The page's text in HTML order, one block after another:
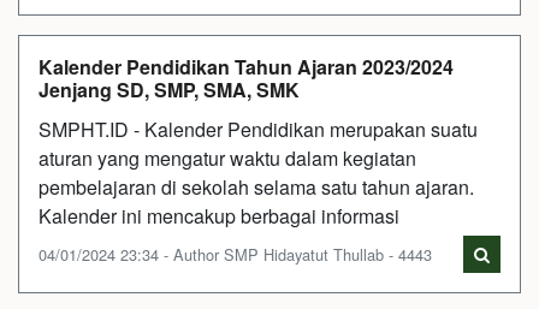
Kalender Pendidikan Tahun Ajaran 2023/2024
Jenjang SD, SMP, SMA, SMK
SMPHT.ID - Kalender Pendidikan merupakan suatu
aturan yang mengatur waktu dalam kegiatan
pembelajaran di sekolah selama satu tahun ajaran.
Kalender ini mencakup berbagai informasi
04/01/2024 23:34 - Author SMP Hidayatut Thullab - 4443